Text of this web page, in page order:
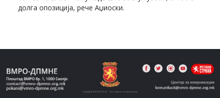
долга опозиција, рече Аџиоски.